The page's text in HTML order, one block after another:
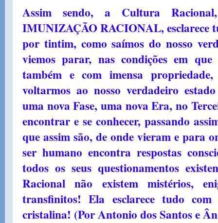
Assim sendo, a Cultura
IMUNIZAÇÃO RACIONAL, esclarece
por tintim, como saímos do nosso
viemos parar, nas condições em que
também e com imensa
voltarmos ao nosso verdadeiro
uma nova Fase, uma nova Era, no
encontrar e se conhecer, passando
que assim são, de onde vieram e para
ser humano encontra respostas
todos os seus questionamentos
Racional não existem mistérios,
transfinitos! Ela esclarece tudo
cristalina! (Por Antonio dos Santos e